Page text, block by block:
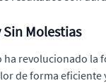
Molestias
revolucionado
de forma